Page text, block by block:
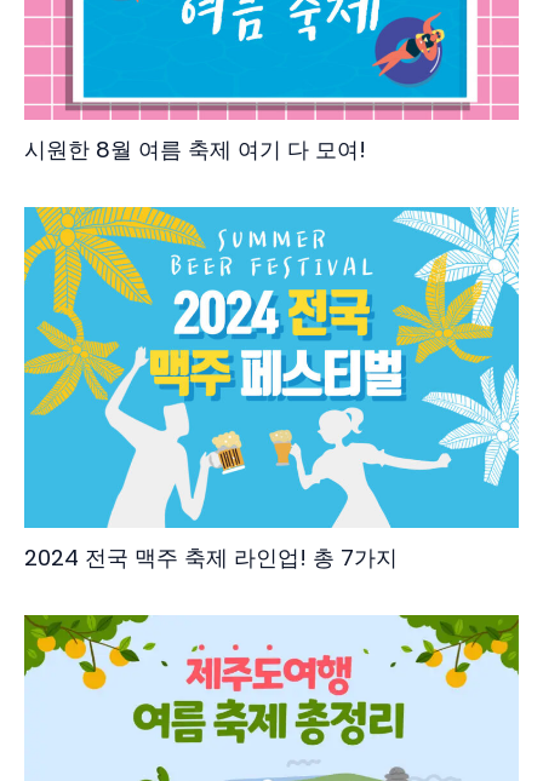
시원한 8월 여름 축제 여기 다 모여!
2024 전국 맥주 축제 라인업! 총 7가지